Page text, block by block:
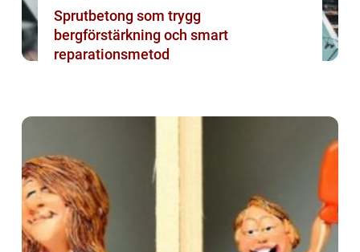
Sprutbetong som trygg
bergförstärkning och smart
reparationsmetod